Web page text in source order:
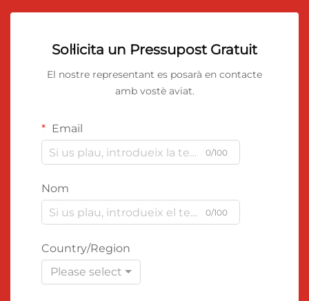
Sol·licita un Pressupost Gratuit
El nostre representant es posarà en contacte
amb vostè aviat.
Email
0/100
Nom
0/100
Country/Region
Please select